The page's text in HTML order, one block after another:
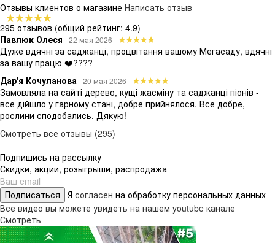
Отзывы клиентов о магазине Написать отзыв
295 отзывов (общий рейтинг: 4.9)
Павлюк Олеся
22 мая 2026
Дуже вдячні за саджанці, процвітання вашому Мегасаду, вдячні
за вашу працю ❤️????
Дар'я Кочуланова
20 мая 2026
Замовляла на сайті дерево, кущі жасміну та саджанці піонів -
все дійшло у гарному стані, добре прийнялося. Все добре,
рослини сподобались. Дякую!
Смотреть все отзывы (295)
Подпишись на рассылку
Скидки, акции, розыгрыши, распродажа
Подписаться Я согласен на обработку персональных данных
Все видео вы можете увидеть на нашем youtube канале
Смотреть